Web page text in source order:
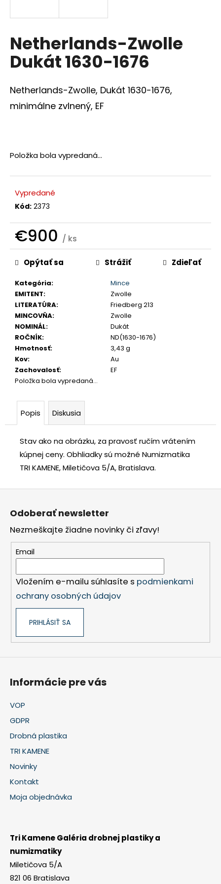
Netherlands-Zwolle
Dukát 1630-1676
Netherlands-Zwolle, Dukát 1630-1676,
minimálne zvlnený, EF
Položka bola vypredaná…
Vypredané
Kód: 2373
€900 / ks
Jednotková
cena:
Kategória:
Mince
EMITENT:
Zwolle
LITERATÚRA:
Friedberg 213
MINCOVŇA:
Zwolle
NOMINÁL:
Dukát
ROČNÍK:
ND(1630-1676)
Hmotnosť:
3,43 g
Kov:
Au
Zachovalosť:
EF
Položka bola vypredaná…
Opýtať sa Strážiť Zdieľať
Popis Diskusia
Stav ako na obrázku, za pravosť ručím vrátením
kúpnej ceny. Obhliadky sú možné Numizmatika
TRI KAMENE, Miletičova 5/A, Bratislava.
s
ť
?
O
d
o
č
a
m
e
JOZEF
GRAJCIAR
1769
EVM-
KREMNICA
€400
Z
Odoberať newsletter
Nezmeškajte žiadne novinky či zľavy!
Email
Vložením e-mailu súhlasíte s podmienkami
ochrany osobných údajov
PRIHLÁSIŤ SA
Informácie pre vás
VOP
GDPR
Drobná plastika
TRI KAMENE
Novinky
Kontakt
Moja objednávka
Tri Kamene Galéria drobnej plastiky a
numizmatiky
Miletičova 5/A
821 06 Bratislava